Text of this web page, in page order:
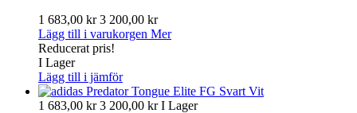
1 683,00 kr3 200,00 kr
Lägg till i varukorgen Mer
Reducerat pris!
I Lager
Lägg till i jämför
1 683,00 kr3 200,00 krI Lager